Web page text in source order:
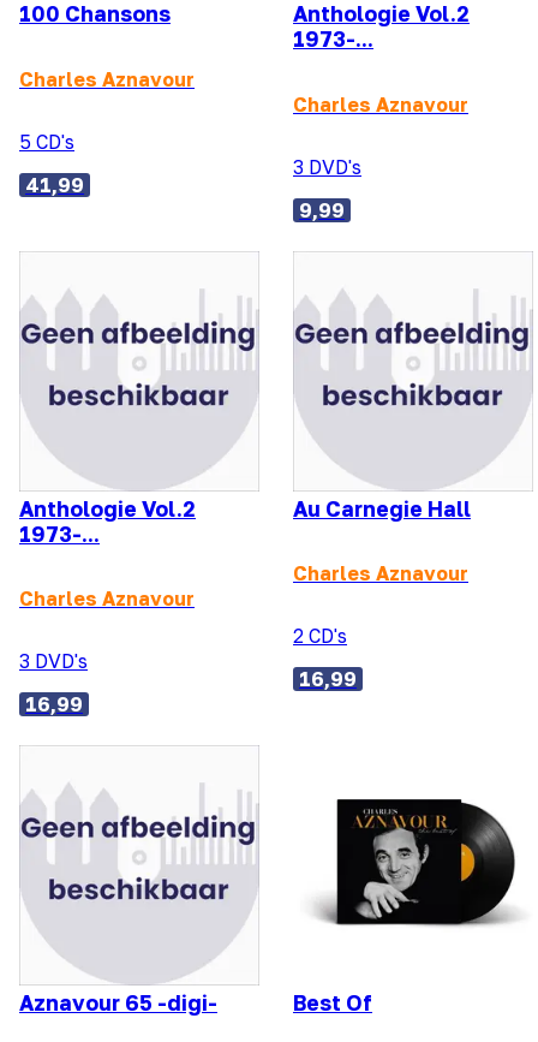
100 Chansons
Charles Aznavour
5 CD's
41,99
Anthologie Vol.2
1973-...
Charles Aznavour
3 DVD's
9,99
Anthologie Vol.2
1973-...
Charles Aznavour
3 DVD's
16,99
Au Carnegie Hall
Charles Aznavour
2 CD's
16,99
Aznavour 65 -digi- Best Of